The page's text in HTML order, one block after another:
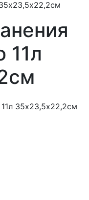
11л
35х23,5х22,2см